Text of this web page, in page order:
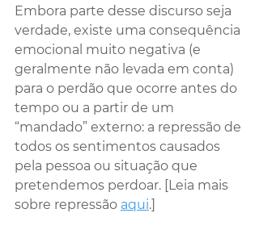
Embora parte desse discurso seja
verdade, existe uma consequência
emocional muito negativa (e
geralmente não levada em conta)
para o perdão que ocorre antes do
tempo ou a partir de um
“mandado” externo: a repressão de
todos os sentimentos causados
pela pessoa ou situação que
pretendemos perdoar. [Leia mais
sobre repressão aqui.]